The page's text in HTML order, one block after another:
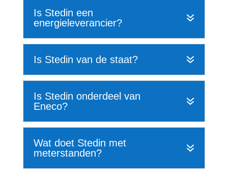
Is Stedin een
energieleverancier?
Is Stedin van de staat?
Is Stedin onderdeel van
Eneco?
Wat doet Stedin met
meterstanden?